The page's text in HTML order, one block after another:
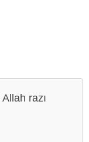
razı